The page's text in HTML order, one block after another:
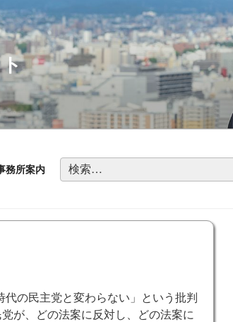
務所案内
検
索:
代の民主党と変わらない」という批判
が、どの法案に反対し、どの法案に